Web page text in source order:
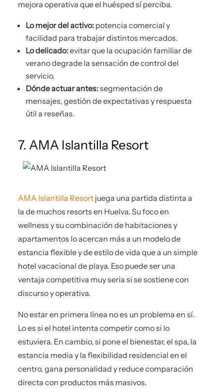
mejora operativa que el huésped sí perciba.
Lo mejor del activo: potencia comercial y
facilidad para trabajar distintos mercados.
Lo delicado:evitar que la ocupación familiar de
verano degrade la sensación de control del
servicio.
Dónde actuar antes:segmentación de
mensajes, gestión de expectativas y respuesta
útil a reseñas.
7. AMA Islantilla Resort
AMA Islantilla Resort juega una partida distinta a
la de muchos resorts en Huelva. Su foco en
wellness y su combinación de habitaciones y
apartamentos lo acercan más a un modelo de
estancia flexible y de estilo de vida que a un simple
hotel vacacional de playa. Eso puede ser una
ventaja competitiva muy seria si se sostiene con
discurso y operativa.
No estar en primera línea no es un problema en sí.
Lo es si el hotel intenta competir como si lo
estuviera. En cambio, si pone el bienestar, el spa, la
estancia media y la flexibilidad residencial en el
centro, gana personalidad y reduce comparación
directa con productos más masivos.